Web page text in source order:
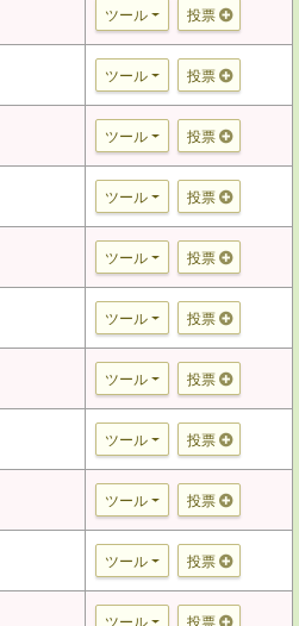
ツール 投票
ツール 投票
ツール 投票
ツール 投票
ツール 投票
ツール 投票
ツール 投票
ツール 投票
ツール 投票
ツール 投票